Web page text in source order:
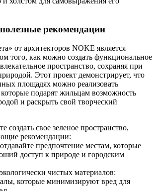
рекомендации
от архитекторов NOKE является
того, как можно создать функциональное
пространство, сохраняя при
Этот проект демонстрирует, что
площадях можно реализовать
подарят жильцам возможность
и раскрыть свой творческий
создать свое зеленое пространство,
рекомендации:
предпочтение местам, которые
доступ к природе и городским
чистых материалов:
которые минимизируют вред для